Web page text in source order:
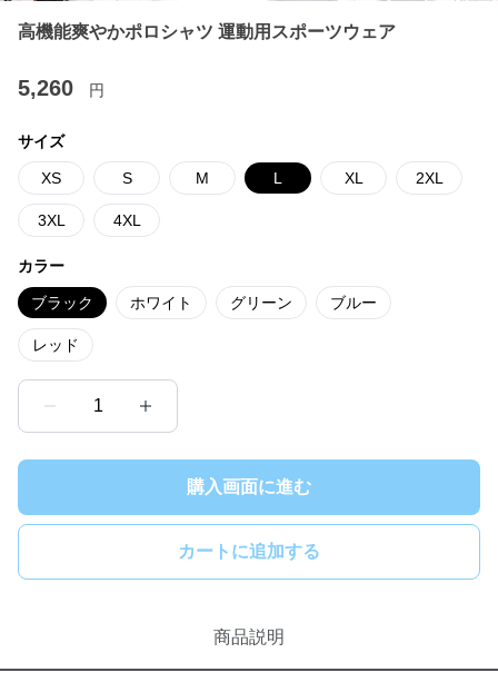
高機能爽やかポロシャツ 運動用スポーツウェア
5,260 円
サイズ
XS S M L XL 2XL
3XL 4XL
カラー
ブラック ホワイト グリーン ブルー
レッド
1
購入画面に進む
カートに追加する
商品説明